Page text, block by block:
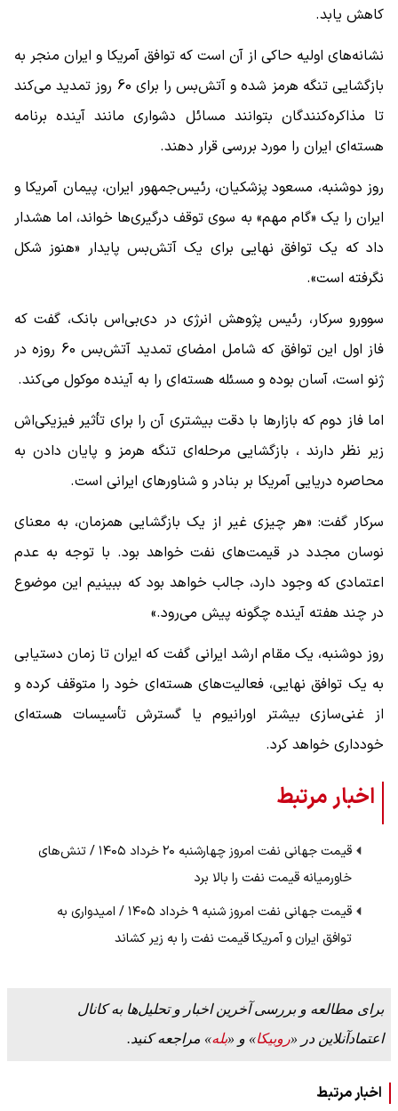
کاهش یابد.
نشانه‌های اولیه حاکی از آن است که توافق آمریکا و ایران منجر به
بازگشایی تنگه هرمز شده و آتش‌بس را برای 60 روز تمدید می‌کند
تا مذاکره‌کنندگان بتوانند مسائل دشواری مانند آینده برنامه
هسته‌ای ایران را مورد بررسی قرار دهند.
روز دوشنبه، مسعود پزشکیان، رئیس‌جمهور ایران، پیمان آمریکا و
ایران را یک «گام مهم» به سوی توقف درگیری‌ها خواند، اما هشدار
داد که یک توافق نهایی برای یک آتش‌بس پایدار «هنوز شکل
نگرفته است».
سوورو سرکار، رئیس پژوهش انرژی در دی‌بی‌اس بانک، گفت که
فاز اول این توافق که شامل امضای تمدید آتش‌بس 60 روزه در
ژنو است، آسان بوده و مسئله هسته‌ای را به آینده موکول می‌کند.
اما فاز دوم که بازارها با دقت بیشتری آن را برای تأثیر فیزیکی‌اش
زیر نظر دارند ، بازگشایی مرحله‌ای تنگه هرمز و پایان دادن به
محاصره دریایی آمریکا بر بنادر و شناورهای ایرانی است.
سرکار گفت: «هر چیزی غیر از یک بازگشایی همزمان، به معنای
نوسان مجدد در قیمت‌های نفت خواهد بود. با توجه به عدم
اعتمادی که وجود دارد، جالب خواهد بود که ببینیم این موضوع
در چند هفته آینده چگونه پیش می‌رود.»
روز دوشنبه، یک مقام ارشد ایرانی گفت که ایران تا زمان دستیابی
به یک توافق نهایی، فعالیت‌های هسته‌ای خود را متوقف کرده و
از غنی‌سازی بیشتر اورانیوم یا گسترش تأسیسات هسته‌ای
خودداری خواهد کرد.
اخبار مرتبط
قیمت جهانی نفت امروز چهارشنبه ۲۰ خرداد ۱۴۰۵ / تنش‌های
خاورمیانه قیمت نفت را بالا برد
قیمت جهانی نفت امروز شنبه ۹ خرداد ۱۴۰۵ / امیدواری به
توافق ایران و آمریکا قیمت نفت را به زیر کشاند
برای مطالعه و بررسی آخرین اخبار و تحلیل‌ها به کانال
اعتمادآنلاین در «روبیکا» و «بله» مراجعه کنید.
اخبار مرتبط